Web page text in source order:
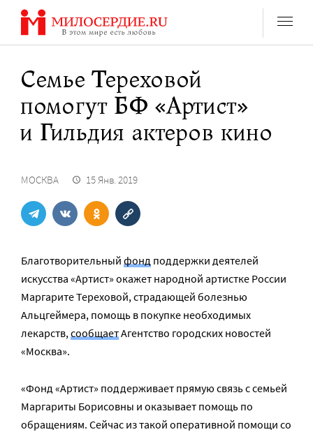
Перейти
содержанию
Семье Тереховой
помогут БФ «Артист»
и Гильдия актеров кино
МОСКВА 15 Янв. 2019
Благотворительный фонд поддержки деятелей
искусства «Артист» окажет народной артистке России
Маргарите Тереховой, страдающей болезнью
Альцгеймера, помощь в покупке необходимых
лекарств,сообщаетАгентство городских новостей
«Москва».
«Фонд «Артист» поддерживает прямую связь с семьей
Маргариты Борисовны и оказывает помощь по
обращениям. Сейчас из такой оперативной помощи со